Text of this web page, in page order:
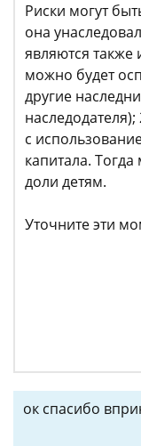
Риски могут
она
являются также
можно будет
другие
с
капитала.
доли детям.
Уточните эти
ок спасибо